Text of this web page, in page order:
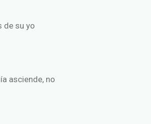
de su yo
asciende, no